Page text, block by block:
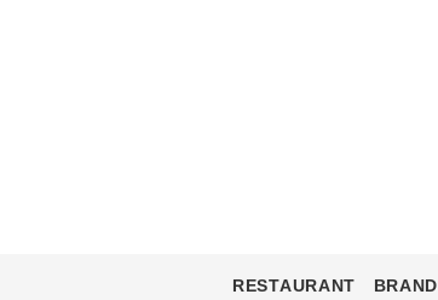
RESTAURANT BRAND